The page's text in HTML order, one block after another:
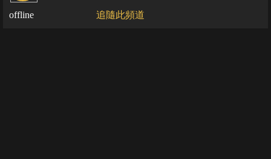
offline 追隨此頻道